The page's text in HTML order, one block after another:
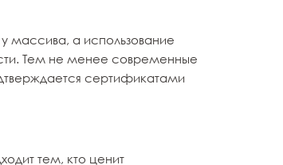
массива, а использование
Тем не менее современные
сертификатами
тем, кто ценит